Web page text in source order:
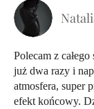
Polecam z
już dwa razy i
atmosfera, super
efekt końcowy.